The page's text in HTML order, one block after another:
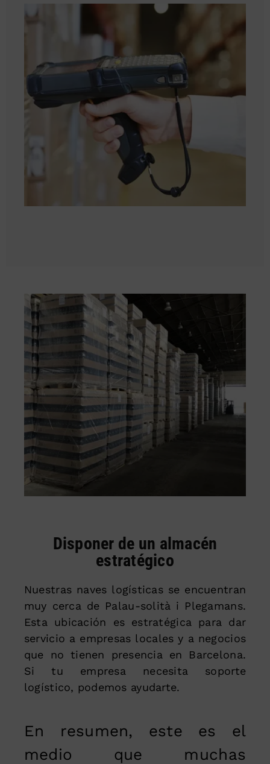
Disponer de un almacén
estratégico
Nuestras naves logísticas se encuentran
muy cerca de Palau-solità i Plegamans.
Esta ubicación es estratégica para dar
servicio a empresas locales y a negocios
que no tienen presencia en Barcelona.
Si tu empresa necesita soporte
logístico, podemos ayudarte.
En resumen, este es el
medio que muchas